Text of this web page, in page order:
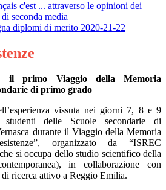
c'est ... attraverso le opinioni dei
seconda media
diplomi di merito 2020-21-22
il primo Viaggio della Memoria
di primo grado
vissuta nei giorni 7, 8 e 9
delle Scuole secondarie di
durante il Viaggio della Memoria
organizzato da “ISREC
si occupa dello studio scientifico della
in collaborazione con
ricerca attivo a Reggio Emilia.